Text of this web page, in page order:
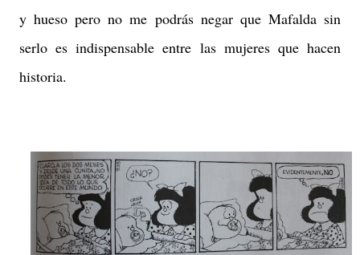
y hueso pero no me podrás negar que Mafalda sin
serlo es indispensable entre las mujeres que hacen
historia.